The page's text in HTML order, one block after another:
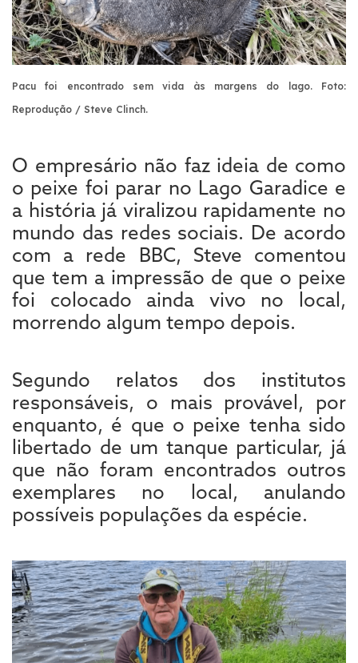
Pacu foi encontrado sem vida às margens do lago. Foto:
Reprodução / Steve Clinch.
O empresário não faz ideia de como
o peixe foi parar no Lago Garadice e
a história já viralizou rapidamente no
mundo das redes sociais. De acordo
com a rede BBC, Steve comentou
que tem a impressão de que o peixe
foi colocado ainda vivo no local,
morrendo algum tempo depois.
Segundo relatos dos institutos
responsáveis, o mais provável, por
enquanto, é que o peixe tenha sido
libertado de um tanque particular, já
que não foram encontrados outros
exemplares no local, anulando
possíveis populações da espécie.